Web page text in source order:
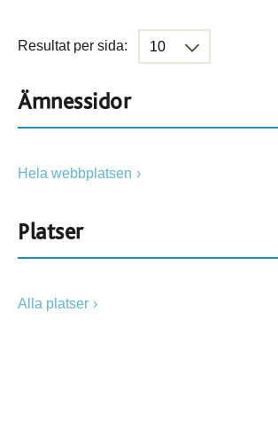
Resultat per sida:
Ämnessidor
Hela webbplatsen
Platser
Alla platser